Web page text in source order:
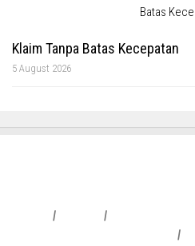
Klaim Tanpa Batas Kecepatan
5 August 2026
| |
|